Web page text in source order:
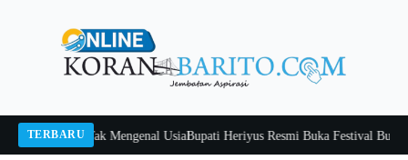
TERBARU
Belajar Tak Mengenal UsiaBupati Heriyus Resmi Buka Festival Budaya